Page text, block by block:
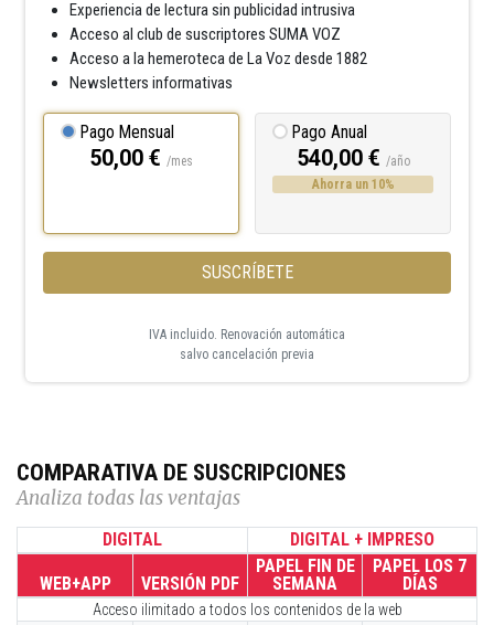
Experiencia de lectura sin publicidad intrusiva
Acceso al club de suscriptores SUMA VOZ
Acceso a la hemeroteca de La Voz desde 1882
Newsletters informativas
Pago Mensual
50,00 € /mes
Pago Anual
540,00 € /año
Ahorra un 10%
SUSCRÍBETE
IVA incluido. Renovación automática
salvo cancelación previa
COMPARATIVA DE SUSCRIPCIONES
Analiza todas las ventajas
DIGITAL DIGITAL + IMPRESO
WEB+APP VERSIÓN PDF
PAPEL FIN DE
SEMANA
PAPEL LOS 7
DÍAS
Acceso ilimitado a todos los contenidos de la web